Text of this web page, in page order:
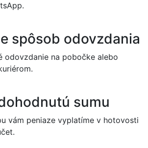
spôsob odovzdania
odovzdanie na pobočke alebo
sumu
vám peniaze vyplatíme v hotovosti